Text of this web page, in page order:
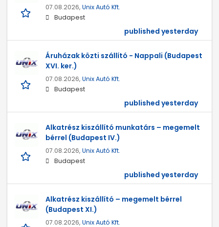
07.08.2026, Unix Autó Kft.
Budapest
published yesterday
Áruházak közti szállító - Nappali (Budapest
XVI. ker.)
07.08.2026, Unix Autó Kft.
Budapest
published yesterday
Alkatrész kiszállító munkatárs – megemelt
bérrel (Budapest IV.)
07.08.2026, Unix Autó Kft.
Budapest
published yesterday
Alkatrész kiszállító – megemelt bérrel
(Budapest XI.)
07.08.2026, Unix Autó Kft.